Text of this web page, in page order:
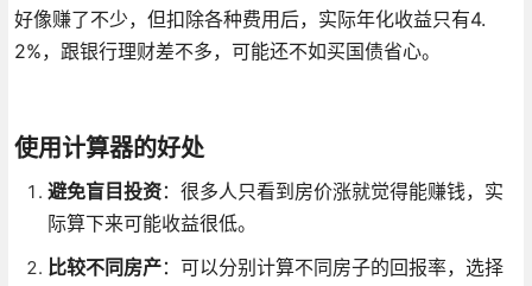
好像赚了不少，但扣除各种费用后，实际年化收益只有4.
2%，跟银行理财差不多，可能还不如买国债省心。
使用计算器的好处
避免盲目投资：很多人只看到房价涨就觉得能赚钱，实
际算下来可能收益很低。
比较不同房产：可以分别计算不同房子的回报率，选择